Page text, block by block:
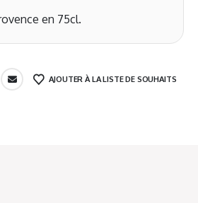
en 75cl.
AJOUTER À LA LISTE DE SOUHAITS